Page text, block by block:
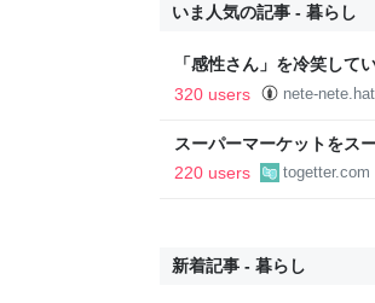
いま人気の記事 - 暮らし
「感性さん」を冷笑して
320 users
nete-
スーパーマーケットをス
であるべき」「海外でもあ
220 users togetter.com
新着記事 - 暮らし